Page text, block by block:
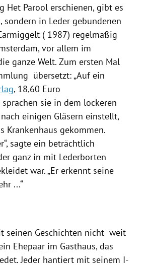
Het Parool erschienen, gibt es
in Leder gebundenen
( 1987) regelmäßig
, vor allem im
ganze Welt. Zum ersten Mal
übersetzt: „Auf ein
, 18,60 Euro
sie in dem lockeren
einigen Gläsern einstellt,
Krankenhaus gekommen.
sagte ein beträchtlich
ganz in mit Lederborten
war. „Er erkennt seine
...“
seinen Geschichten nicht weit
Ehepaar im Gasthaus, das
Jeder hantiert mit seinem I-